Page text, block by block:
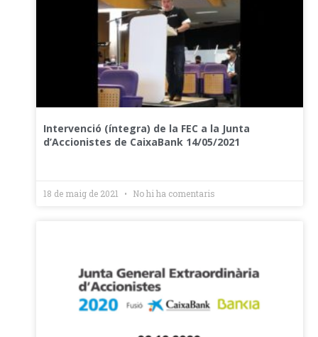
Intervenció (íntegra) de la FEC a la Junta
d’Accionistes de CaixaBank 14/05/2021
18 de maig de 2021 No hi ha comentaris